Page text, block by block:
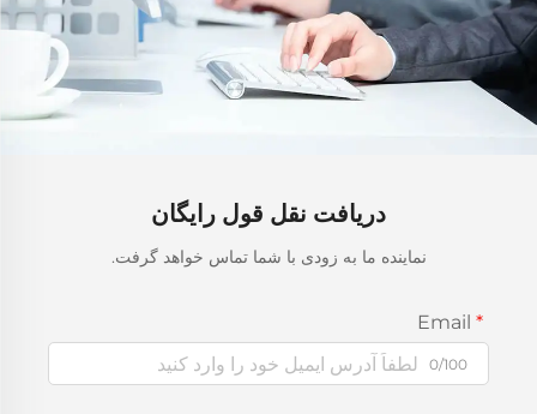
دریافت نقل قول رایگان
نماینده ما به زودی با شما تماس خواهد گرفت.
0/100